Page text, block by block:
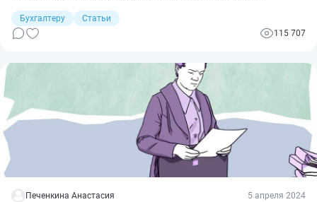
ему вознаграждение. Бухгалтерский учет по агентскому
договору обе стороны ведут в особом порядке.
Бухгалтеру
Статьи
115 707
Печенкина Анастасия 5 апреля 2024